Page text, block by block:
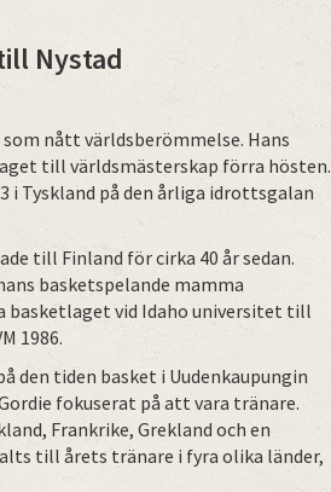
Nystad
nått världsberömmelse. Hans
till världsmästerskap förra hösten.
i Tyskland på den årliga idrottsgalan
till Finland för cirka 40 år sedan.
basketspelande mamma
basketlaget vid Idaho universitet till
1986.
den tiden basket i Uudenkaupungin
fokuserat på att vara tränare.
Frankrike, Grekland och en
till årets tränare i fyra olika länder,